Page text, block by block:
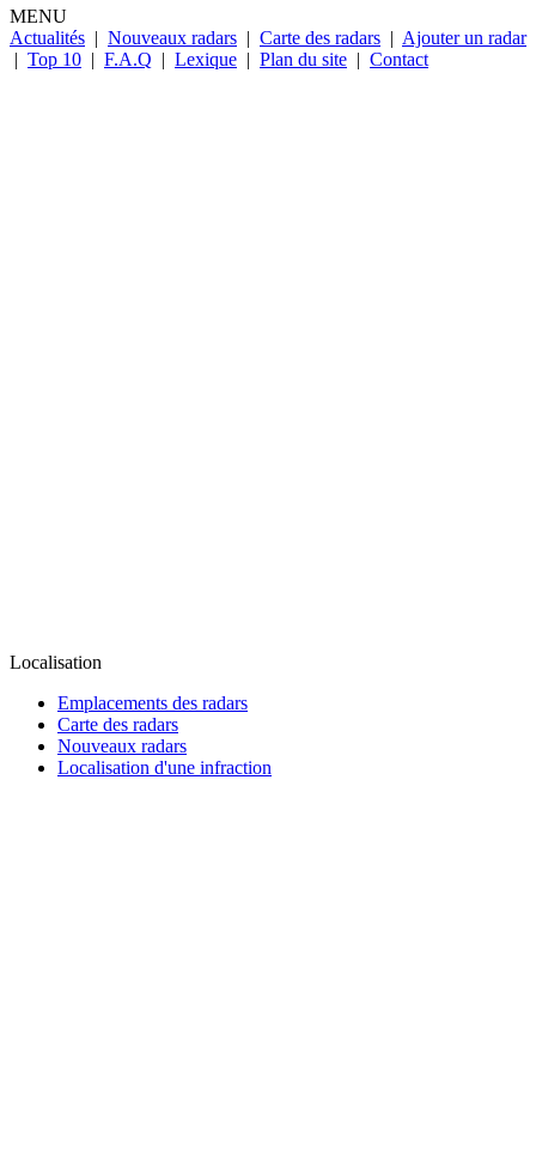
MENU
Actualités | Nouveaux radars | Carte des radars | Ajouter un radar
| Top 10 | F.A.Q | Lexique | Plan du site | Contact
Localisation
Emplacements des radars
Carte des radars
Nouveaux radars
Localisation d'une infraction